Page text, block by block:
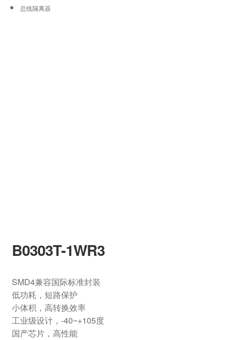
B0303T-1WR3
SMD4兼容国际标准封装
低功耗，短路保护
小体积，高转换效率
工业级设计，-40~+105度
国产芯片，高性能
总线隔离器